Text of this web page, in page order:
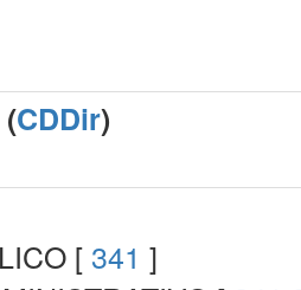
CDDir)
[ 341 ]